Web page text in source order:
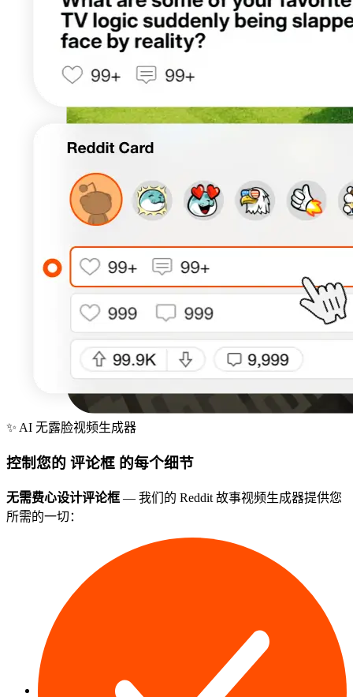
✨ AI 无露脸视频生成器
控制您的 评论框 的每个细节
无需费心设计评论框 — 我们的 Reddit 故事视频生成器提供您
所需的一切：